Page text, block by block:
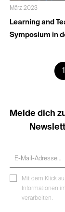
März 2023
Learning and
Symposium in
1
Melde dich
Mit dem Klick
Informationen
verarbeiten.